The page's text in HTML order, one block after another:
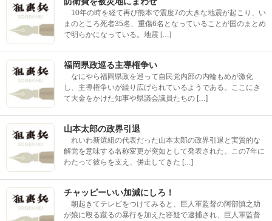
10年の時を経て再び熊本で震度7の大きな地震が起こり、い
まのところ死者35名、重傷6名となっていることが国のまとめ
で明らかになっている。地震 […]
福岡県政巡る主導権争い
なにやら福岡県政を巡って自民党内部の内輪もめが激化
し、主導権争いが繰り広げられているようである。ここにき
て大金をかけた知事や県議会議員たちの […]
山本太郎の政界引退
れいわ新選組の代表だった山本太郎の政界引退と実質的な
解党を意味する名称変更が突如として発表された。この7年に
わたって彼らを支え、併走してきた […]
チャッピーいい加減にしろ！
朝起きてテレビをつけてみると、巨人軍監督の阿部慎之助
が娘に殴る蹴るの暴行を加えた容疑で逮捕され、巨人軍監督